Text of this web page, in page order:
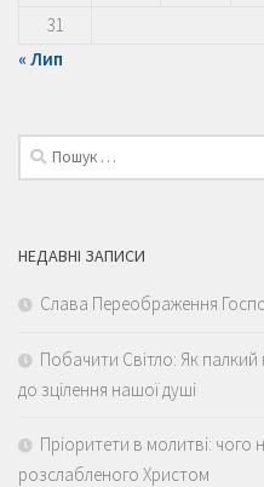
31
« Лип
Пошук:
НЕДАВНІ ЗАПИСИ
Слава Переображення
Побачити Світло: Як палкий
до зцілення нашої душі
Пріоритети в молитві: чого
розслабленого Христом